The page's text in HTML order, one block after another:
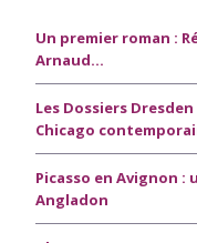
Un premier roman :
Arnaud…
Les Dossiers Dresden
Chicago
Picasso en Avignon
Angladon